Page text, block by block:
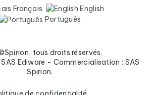
Français
English
Português
tous droits réservés.
Ediware - Commercialisation : SAS
Spirion.